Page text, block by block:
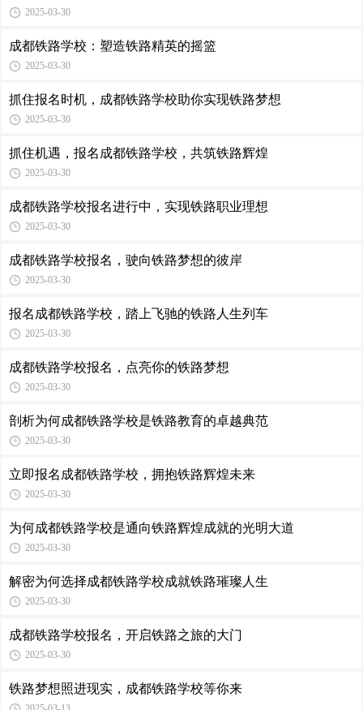
2025-03-30
成都铁路学校：塑造铁路精英的摇篮
2025-03-30
抓住报名时机，成都铁路学校助你实现铁路梦想
2025-03-30
抓住机遇，报名成都铁路学校，共筑铁路辉煌
2025-03-30
成都铁路学校报名进行中，实现铁路职业理想
2025-03-30
成都铁路学校报名，驶向铁路梦想的彼岸
2025-03-30
报名成都铁路学校，踏上飞驰的铁路人生列车
2025-03-30
成都铁路学校报名，点亮你的铁路梦想
2025-03-30
剖析为何成都铁路学校是铁路教育的卓越典范
2025-03-30
立即报名成都铁路学校，拥抱铁路辉煌未来
2025-03-30
为何成都铁路学校是通向铁路辉煌成就的光明大道
2025-03-30
解密为何选择成都铁路学校成就铁路璀璨人生
2025-03-30
成都铁路学校报名，开启铁路之旅的大门
2025-03-30
铁路梦想照进现实，成都铁路学校等你来